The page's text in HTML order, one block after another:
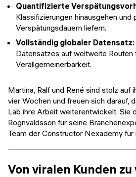
Quantifizierte
Klassifizierungen hinausgehen und
Verspätungsdauern liefern.
Vollständig globaler Datensatz:
Datensatzes auf weltweite Routen
Verallgemeinerbarkeit.
Martina, Ralf und René sind stolz auf
vier Wochen und freuen sich darauf,
Lab ihre Arbeit weiterentwickelt. Sie
Rognvaldsson für seine
Team der Constructor Nexademy für
Von viralen Kunden